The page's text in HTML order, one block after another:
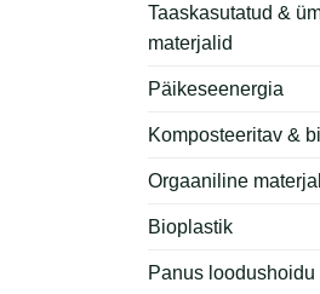
Taaskasutatud &
materjalid
Päikeseenergia
Komposteeritav &
Orgaaniline materjal
Bioplastik
Panus loodushoidu